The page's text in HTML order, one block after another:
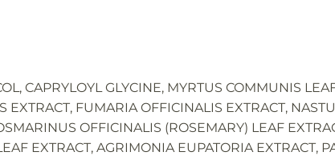
CAPRYLOYL GLYCINE, MYRTUS COMMUNIS
EXTRACT, FUMARIA OFFICINALIS EXTRACT,
OFFICINALIS (ROSEMARY) LEAF
EXTRACT, AGRIMONIA EUPATORIA EXTRACT,